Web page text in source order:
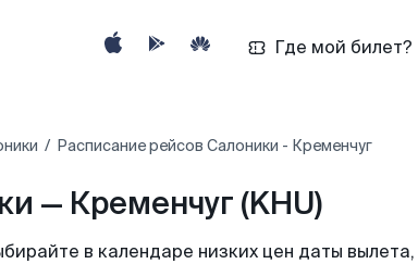
Где мой билет?
Расписание рейсов Салоники - Кременчуг
— Кременчуг (KHU)
в календаре низких цен даты вылета,